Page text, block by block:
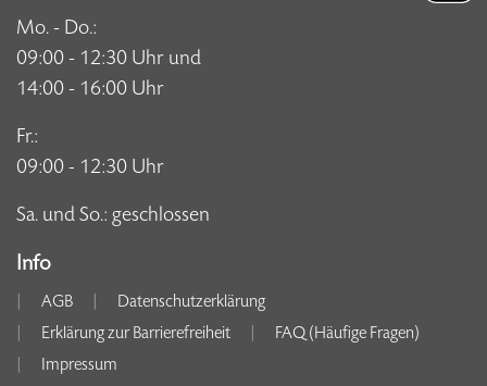
Mo. - Do.:
09:00 - 12:30 Uhr und
14:00 - 16:00 Uhr
Fr.:
09:00 - 12:30 Uhr
Sa. und So.: geschlossen
Info
AGB
Datenschutzerklärung
Erklärung zur Barrierefreiheit
FAQ (Häufige Fragen)
Impressum